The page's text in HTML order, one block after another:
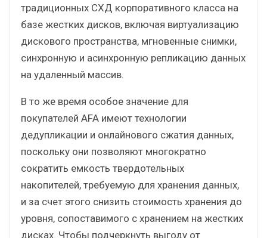
традиционных СХД корпоративного класса на
базе жестких дисков, включая виртуализацию
дискового пространства, мгновенные снимки,
синхронную и асинхронную репликацию данных
на удаленный массив.
В то же время особое значение для
покупателей AFA имеют технологии
дедупликации и онлайнового сжатия данных,
поскольку они позволяют многократно
сократить емкость твердотельных
накопителей, требуемую для хранения данных,
и за счет этого снизить стоимость хранения до
уровня, сопоставимого с хранением на жестких
дисках. Чтобы подчеркнуть выгоду от